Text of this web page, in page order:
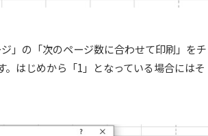
」の「次のページ数に合わせて印刷」をチ
はじめから「1」となっている場合にはそ